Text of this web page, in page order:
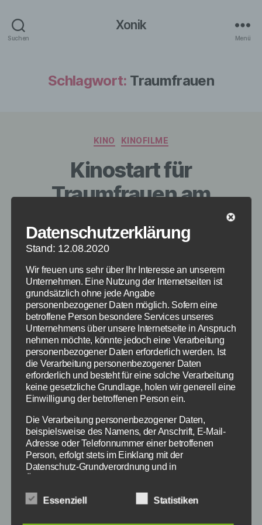
Suchen
Xonik
Menü
Schlagwort: Traumfrauen
Kategorien
KINO KINOFILME
Kinostart für
Traumfrauen am
deutschen Kinos
Beitragsautor
Vonredaktion Veröffentlichungsdatum
17. Februar 2015
Ausschnitt aus dem Trailer Traumfrauen - (c)
Warner Bros
Am 19. Februar 2015 kommt die Komödie
Traumfrauen in die deutschen Kinos. Wer sich
den Film zum Kinostart anschauen will, der
Datenschutzerklärung
Stand: 12.08.2020
Wir freuen uns sehr über Ihr Interesse an unserem
Unternehmen. Eine Nutzung der Internetseiten ist
grundsätzlich ohne jede Angabe
personenbezogener Daten möglich. Sofern eine
betroffene Person besondere Services unseres
Unternehmens über unsere Internetseite in Anspruch
nehmen möchte, könnte jedoch eine Verarbeitung
personenbezogener Daten erforderlich werden. Ist
die Verarbeitung personenbezogener Daten
erforderlich und besteht für eine solche Verarbeitung
keine gesetzliche Grundlage, holen wir generell eine
Einwilligung der betroffenen Person ein.
Die Verarbeitung personenbezogener Daten,
beispielsweise des Namens, der Anschrift, E-Mail-
Adresse oder Telefonnummer einer betroffenen
Person, erfolgt stets im Einklang mit der
Datenschutz-Grundverordnung und in
landesspezifischen Datenschutzbestimmungen.
Mittels dieser Datenschutzerklärung möchte unser
Essenziell Statistiken